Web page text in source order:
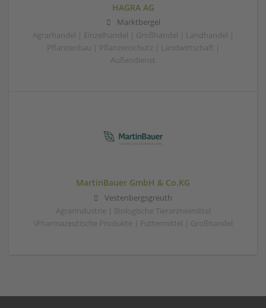
HAGRA AG
Marktbergel
Agrarhandel | Einzelhandel | Großhandel | Landhandel |
Pflanzenbau | Pflanzenschutz | Landwirtschaft |
Außendienst
MartinBauer GmbH & Co.KG
Vestenbergsgreuth
Agrarindustrie | Biologische Tierarzneimittel
\Pharmazeutische Produkte | Futtermittel | Großhandel